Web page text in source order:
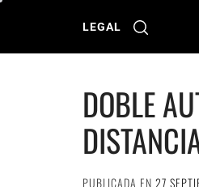
LEGAL
DOBLE
PUBLICADA EN 27